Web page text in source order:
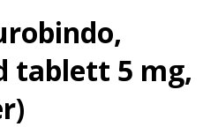
tablett 5 mg,